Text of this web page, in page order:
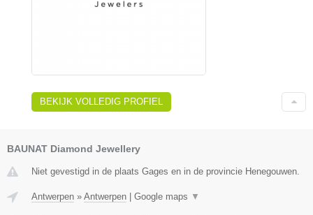
BEKIJK VOLLEDIG PROFIEL
BAUNAT Diamond Jewellery
Niet gevestigd in de plaats Gages en in de provincie Henegouwen.
Antwerpen » Antwerpen Google maps ▼